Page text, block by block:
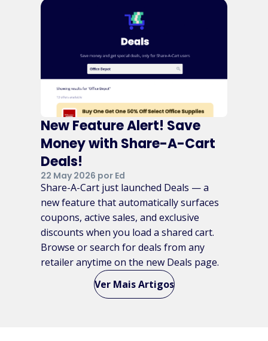
New Feature Alert! Save
Money with Share-A-Cart
Deals!
22 May 2026 por Ed
Share-A-Cart just launched Deals — a
new feature that automatically surfaces
coupons, active sales, and exclusive
discounts when you load a shared cart.
Browse or search for deals from any
retailer anytime on the new Deals page.
Ver Mais Artigos